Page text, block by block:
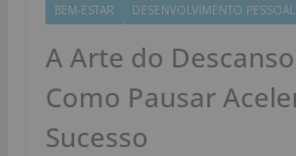
BEM-ESTAR DESENVOLVIMENTO
A Arte do
Como Pausar
Sucesso